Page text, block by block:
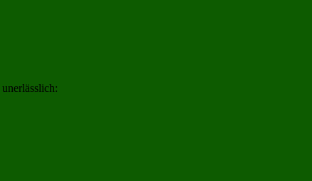
unerlässlich: